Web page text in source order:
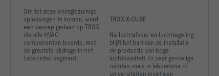
Om tot deze energiezuinige
oplossingen te komen, werd
een beroep gedaan op TROX,
die alle HVAC-
componenten leverde, met
de grootste bijdrage in het
Labcontrol segment.
TROX X-CUBE
Na luchtafvoer en luchtregeling
blijft het hart van de installatie
de productie van hoge
luchtkwaliteit. In zeer gevoelige
ruimtes zoals in laboratoria of
universiteiten moet een